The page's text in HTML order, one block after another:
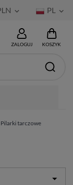
 PL 
ZALOGUJ KOSZYK
Pilarki tarczowe
